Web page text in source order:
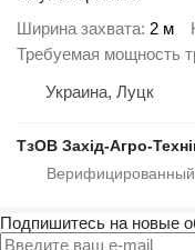
Ширина захвата 2 м
Требуемая мощность
Украина, Луцк
ТзОВ Захід-Агро-
Подпишитесь на новые